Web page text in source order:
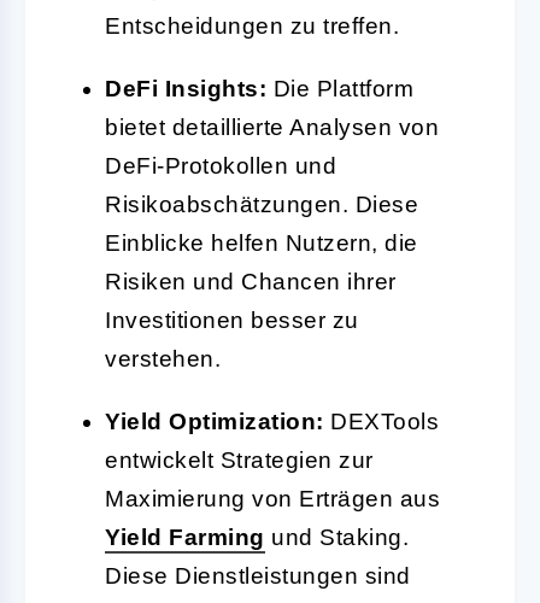
Entscheidungen zu treffen.
DeFi Insights: Die Plattform
bietet detaillierte Analysen von
DeFi-Protokollen und
Risikoabschätzungen. Diese
Einblicke helfen Nutzern, die
Risiken und Chancen ihrer
Investitionen besser zu
verstehen.
Yield Optimization: DEXTools
entwickelt Strategien zur
Maximierung von Erträgen aus
Yield Farming und Staking.
Diese Dienstleistungen sind